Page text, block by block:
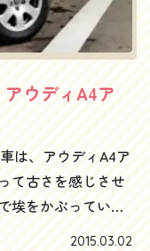
ーナー様に認め
く買うことは大前
ッピーカーズの買
ぶる高いんです。
なわけで、こだ
までお声掛けくだ
たちと、車談義し
らまで0120-505-
アウディA4ア
は、アウディA4ア
て古さを感じさせ
埃をかぶっていた
なんと新車のよう
2015.03.02